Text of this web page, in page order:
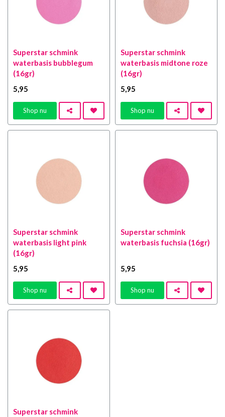
Superstar schmink
waterbasis bubblegum
(16gr)
5,95
Shop nu
Superstar schmink
waterbasis midtone roze
(16gr)
5,95
Shop nu
Superstar schmink
waterbasis light pink
(16gr)
5,95
Shop nu
Superstar schmink
waterbasis fuchsia (16gr)
5,95
Shop nu
Superstar schmink